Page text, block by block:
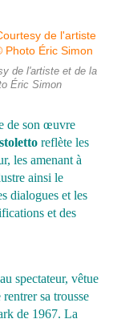
de l'artiste et de la
Éric Simon
de son œuvre
reflète les
les amenant à
ainsi le
dialogues et les
et des
spectateur, vêtue
sa trousse
de 1967. La